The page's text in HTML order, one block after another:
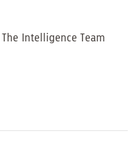
The Intelligence Team